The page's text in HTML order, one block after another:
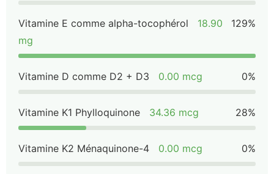
Vitamine E comme alpha-tocophérol
18.90
mg
129%
Vitamine D comme D2 + D3 0.00 mcg 0%
Vitamine K1 Phylloquinone 34.36 mcg 28%
Vitamine K2 Ménaquinone-4 0.00 mcg 0%